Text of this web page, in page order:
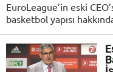
EuroLeague’in eski
basketbol yapısı